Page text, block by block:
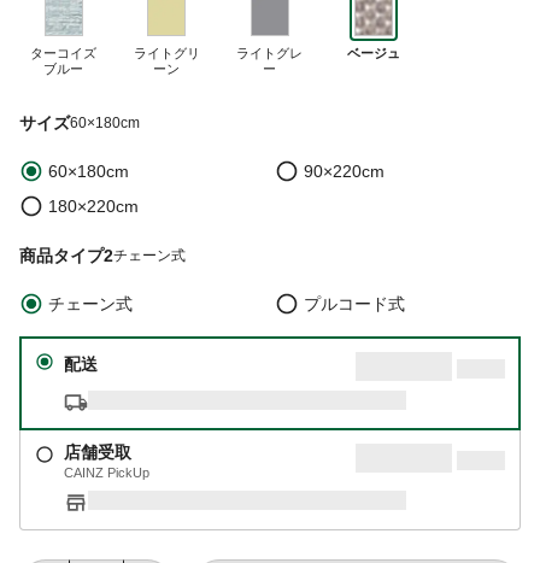
ターコイズ
ブルー
ライトグリ
ーン
ライトグレ
ー
ベージュ
サイズ60×180cm
60×180cm
90×220cm
180×220cm
商品タイプ2チェーン式
チェーン式 プルコード式
配送
店舗受取
CAINZ PickUp